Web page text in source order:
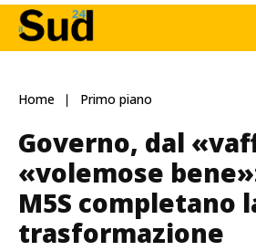
Home Primo piano
Governo, dal
«volemose
M5S completano
trasformazione